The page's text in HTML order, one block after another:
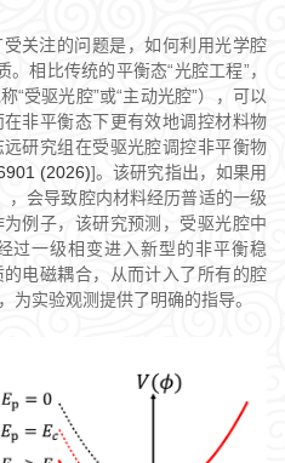
关注的问题是，如何利用光学腔
。相比传统的平衡态“光腔工程”，
“受驱光腔”或“主动光腔”），可以
非平衡态下更有效地调控材料物
研究组在受驱光腔调控非平衡物
(2026)]。该研究指出，如果用
，会导致腔内材料经历普适的一级
例子，该研究预测，受驱光腔中
过一级相变进入新型的非平衡稳
电磁耦合，从而计入了所有的腔
为实验观测提供了明确的指导。